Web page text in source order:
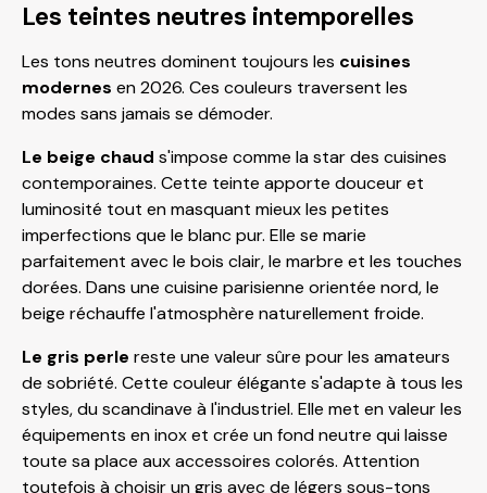
Les teintes neutres intemporelles
Les tons neutres dominent toujours les cuisines
modernes en 2026. Ces couleurs traversent les
modes sans jamais se démoder.
Le beige chaud s'impose comme la star des cuisines
contemporaines. Cette teinte apporte douceur et
luminosité tout en masquant mieux les petites
imperfections que le blanc pur. Elle se marie
parfaitement avec le bois clair, le marbre et les touches
dorées. Dans une cuisine parisienne orientée nord, le
beige réchauffe l'atmosphère naturellement froide.
Le gris perle reste une valeur sûre pour les amateurs
de sobriété. Cette couleur élégante s'adapte à tous les
styles, du scandinave à l'industriel. Elle met en valeur les
équipements en inox et crée un fond neutre qui laisse
toute sa place aux accessoires colorés. Attention
toutefois à choisir un gris avec de légers sous-tons